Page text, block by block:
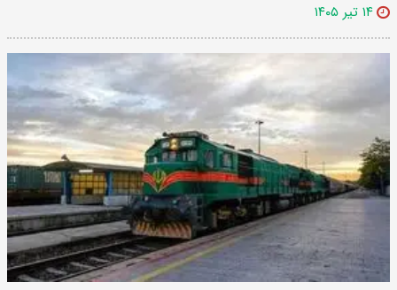
۱۴ تیر ۱۴۰۵